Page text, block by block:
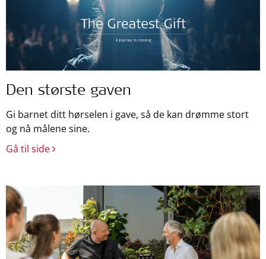
Den største gaven
Gi barnet ditt hørselen i gave, så de kan drømme stort
og nå målene sine.
Gå til side